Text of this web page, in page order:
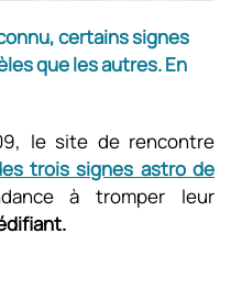
certains signes
que les autres. En
le site de rencontre
trois signes astro de
à tromper leur